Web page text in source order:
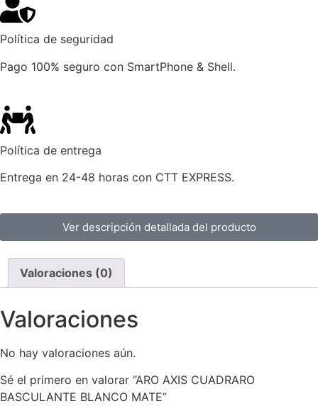
Política de seguridad
Pago 100% seguro con SmartPhone & Shell.
Política de entrega
Entrega en 24-48 horas con CTT EXPRESS.
Ver descripción detallada del producto
Valoraciones (0)
Valoraciones
No hay valoraciones aún.
Sé el primero en valorar “ARO AXIS CUADRARO
BASCULANTE BLANCO MATE”